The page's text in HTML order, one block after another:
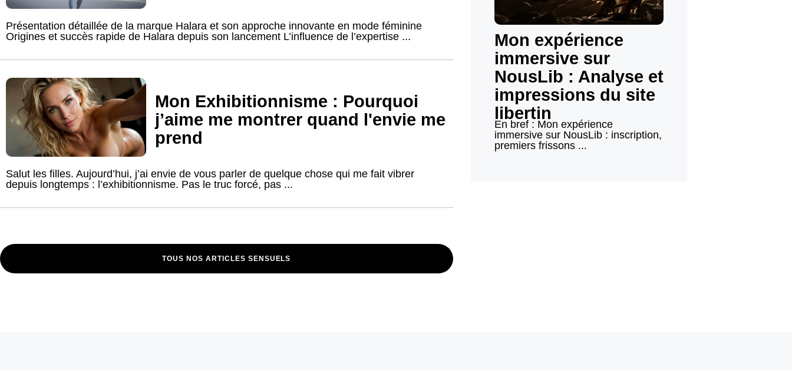
Présentation détaillée de la marque Halara et son approche innovante en mode féminine
Origines et succès rapide de Halara depuis son lancement L’influence de l’expertise ...
Mon Exhibitionnisme : Pourquoi
j’aime me montrer quand l'envie me
prend
Salut les filles. Aujourd’hui, j’ai envie de vous parler de quelque chose qui me fait vibrer
depuis longtemps : l’exhibitionnisme. Pas le truc forcé, pas ...
TOUS NOS ARTICLES SENSUELS
Mon expérience
immersive sur
NousLib : Analyse et
impressions du site
libertin
En bref : Mon expérience
immersive sur NousLib : inscription,
premiers frissons ...